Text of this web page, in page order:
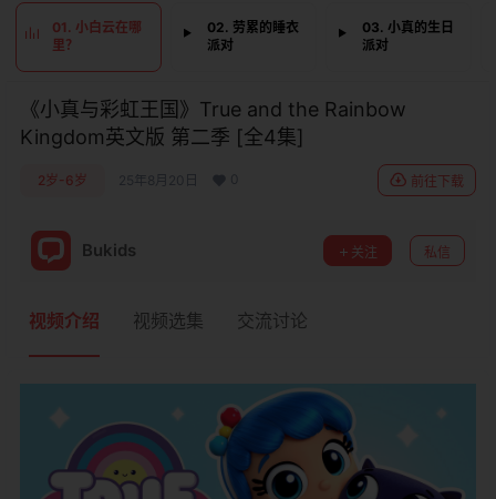
01. 小白云在哪
里？
02. 劳累的睡衣
派对
03. 小真的生日
派对
《小真与彩虹王国》True and the Rainbow
Kingdom英文版 第二季 [全4集]
2岁-6岁 25年8月20日 前往下载
Bukids 关注 私信
视频介绍 视频选集 交流讨论